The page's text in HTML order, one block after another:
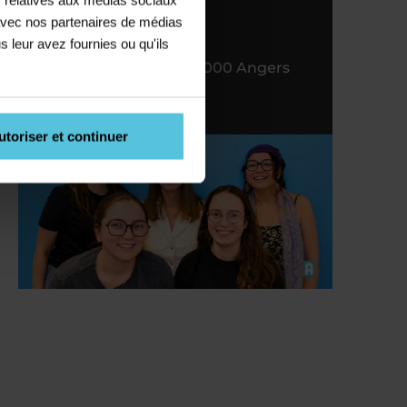
nos partenaires de médias
leur avez fournies ou qu'ils
et continuer
référent
35 RUE Boisnet, 49000 Angers
02 41 22 51 90